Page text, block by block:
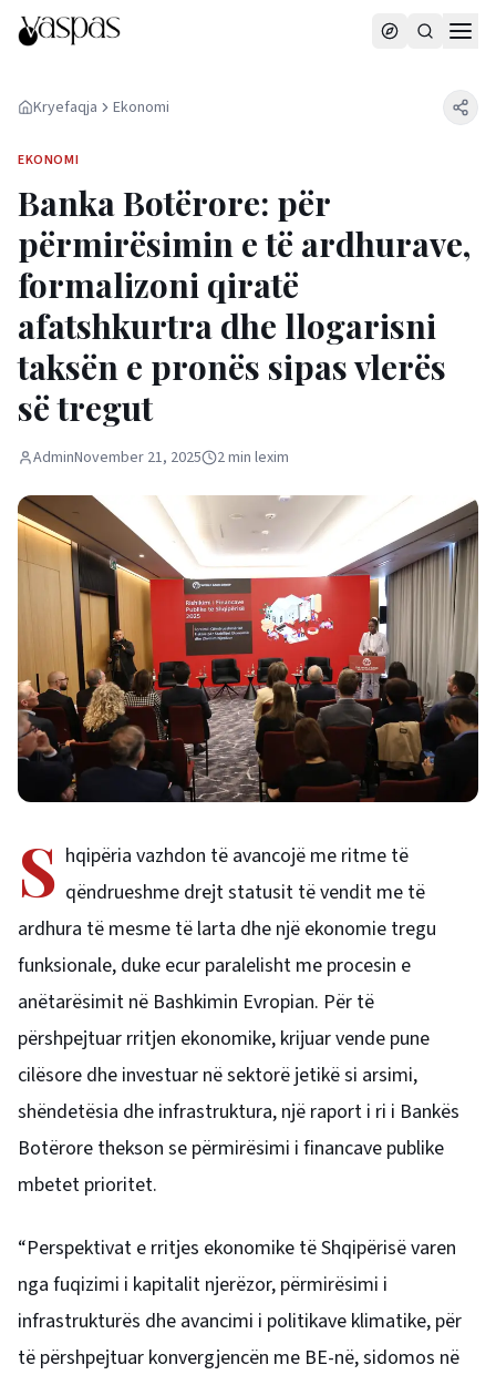
Kryefaqja Ekonomi
EKONOMI
Banka Botërore: për
përmirësimin e të ardhurave,
formalizoni qiratë
afatshkurtra dhe llogarisni
taksën e pronës sipas vlerës
së tregut
AdminNovember 21, 2025 2min lexim
S hqipëria vazhdon të avancojë me ritme të
qëndrueshme drejt statusit të vendit me të
ardhura të mesme të larta dhe një ekonomie tregu
funksionale, duke ecur paralelisht me procesin e
anëtarësimit në Bashkimin Evropian. Për të
përshpejtuar rritjen ekonomike, krijuar vende pune
cilësore dhe investuar në sektorë jetikë si arsimi,
shëndetësia dhe infrastruktura, një raport i ri i Bankës
Botërore thekson se përmirësimi i financave publike
mbetet prioritet.
“Perspektivat e rritjes ekonomike të Shqipërisë varen
nga fuqizimi i kapitalit njerëzor, përmirësimi i
infrastrukturës dhe avancimi i politikave klimatike, për
të përshpejtuar konvergjencën me BE-në, sidomos në